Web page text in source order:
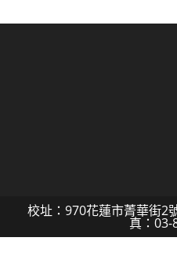
校址：970花蓮市菁華街
真：03-